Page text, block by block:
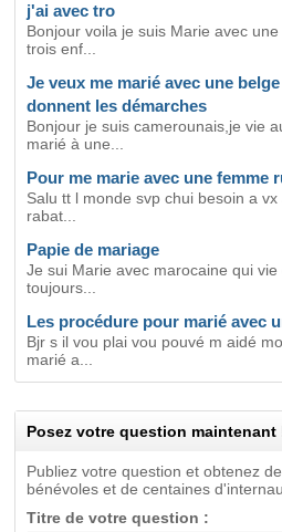
j'ai avec tro
Bonjour voila je suis Marie avec
trois enf...
Je veux me marié avec une
donnent les démarches
Bonjour je suis camerounais,je vie
marié à une...
Pour me marie avec une femme
Salu tt l monde svp chui besoin a
rabat...
Papie de mariage
Je sui Marie avec marocaine qui
toujours...
Les procédure pour marié avec
Bjr s il vou plai vou pouvé m aidé
marié a...
Posez votre question maintenant
Publiez votre question et obtenez
bénévoles et de centaines
Titre de votre question :